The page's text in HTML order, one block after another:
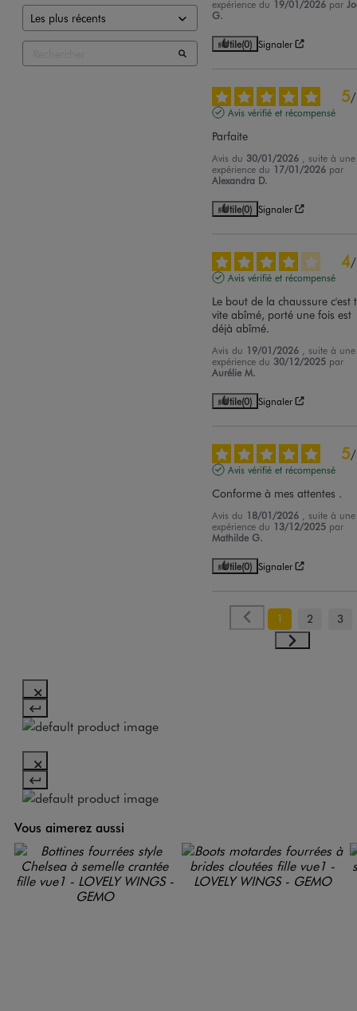
expérience du 19/01/2026 par
G.
Utile(0) Signaler
5/
Avis vérifié et récompensé
Parfaite
Avis du 30/01/2026
, suite à une
expérience du 17/01/2026 par
Alexandra D.
Utile(0) Signaler
4/
Avis vérifié et récompensé
Le bout de la chaussure c'est
vite abîmé, porté une fois est
déjà abîmé.
Avis du 19/01/2026
, suite à une
expérience du 30/12/2025 par
Aurélie M.
Utile(0) Signaler
5/
Avis vérifié et récompensé
Conforme à mes attentes .
Avis du 18/01/2026
, suite à une
expérience du 13/12/2025 par
Mathilde G.
Utile(0) Signaler
1 2 3
Vous aimerez aussi